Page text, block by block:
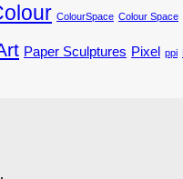
ColourSpace Colour Space
Paper Sculptures Pixel ppi